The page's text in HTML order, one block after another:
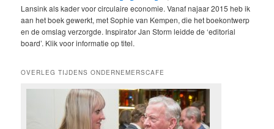
Lansink als kader voor circulaire economie. Vanaf najaar 2015 heb ik
aan het boek gewerkt, met Sophie van Kempen, die het boekontwerp
en de omslag verzorgde. Inspirator Jan Storm leidde de ‘editorial
board’. Klik voor informatie op titel.
OVERLEG TIJDENS ONDERNEMERSCAFE